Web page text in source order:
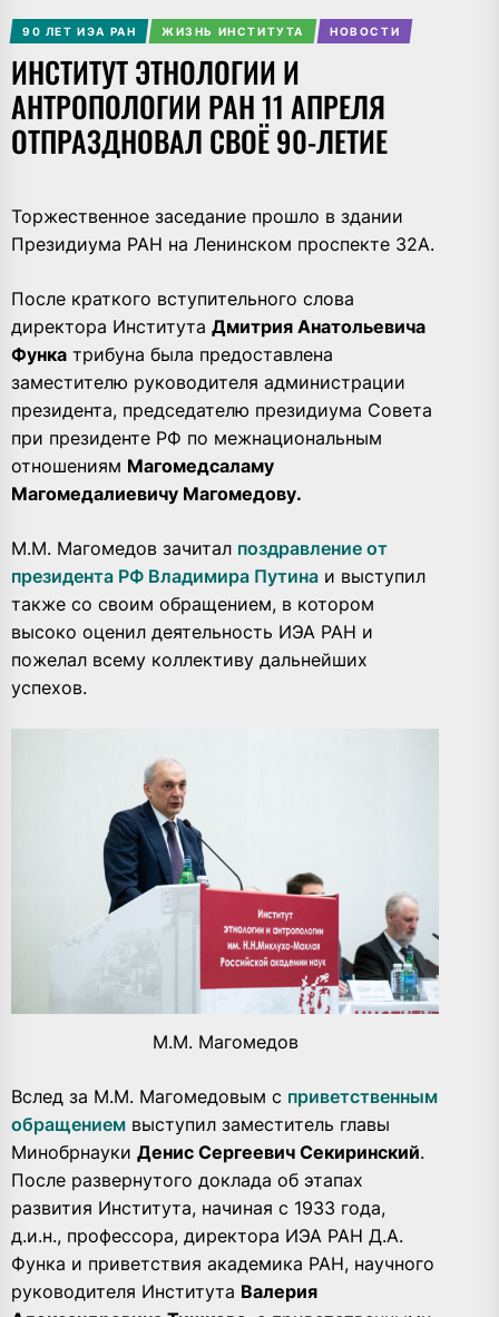
90 ЛЕТ ИЭА РАН ЖИЗНЬ ИНСТИТУТА НОВОСТИ
ИНСТИТУТ ЭТНОЛОГИИ И
АНТРОПОЛОГИИ РАН 11 АПРЕЛЯ
ОТПРАЗДНОВАЛ СВОЁ 90-ЛЕТИЕ
Торжественное заседание прошло в здании
Президиума РАН на Ленинском проспекте 32А.
После краткого вступительного слова
директора Института Дмитрия Анатольевича
Функа трибуна была предоставлена
заместителю руководителя администрации
президента, председателю президиума Совета
при президенте РФ по межнациональным
отношениям Магомедсаламу
Магомедалиевичу Магомедову.
М.М. Магомедов зачитал поздравление от
президента РФ Владимира Путина и выступил
также со своим обращением, в котором
высоко оценил деятельность ИЭА РАН и
пожелал всему коллективу дальнейших
успехов.
М.М. Магомедов
Вслед за М.М. Магомедовым с приветственным
обращением выступил заместитель главы
Минобрнауки Денис Сергеевич Секиринский.
После развернутого доклада об этапах
развития Института, начиная с 1933 года,
д.и.н., профессора, директора ИЭА РАН Д.А.
Функа и приветствия академика РАН, научного
руководителя Института Валерия